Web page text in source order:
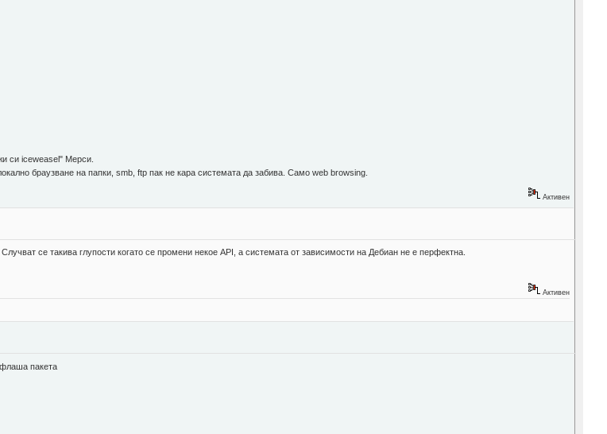
си iceweasel" Мерси.
браузване на папки, smb, ftp пак не кара системата да забива. Само web browsing.
Активен
се такива глупости когато се промени некое API, а системата от зависимости на Дебиан не е перфектна.
Активен
пакета